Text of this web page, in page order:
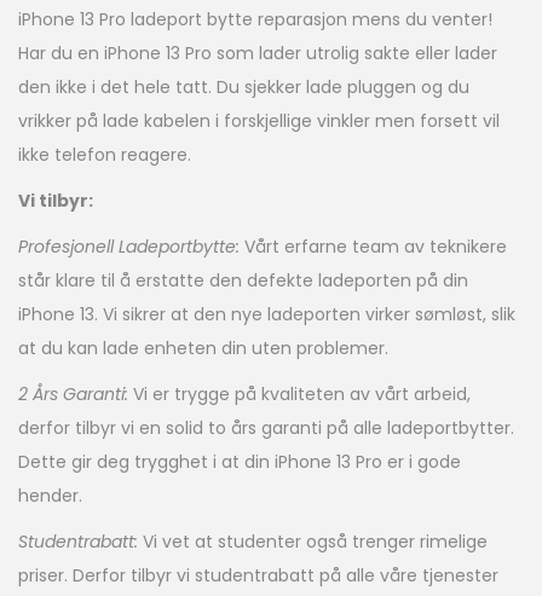
iPhone 13 Pro ladeport bytte reparasjon mens du venter!
Har du en iPhone 13 Pro som lader utrolig sakte eller lader
den ikke i det hele tatt. Du sjekker lade pluggen og du
vrikker på lade kabelen i forskjellige vinkler men forsett vil
ikke telefon reagere.
Vi tilbyr:
Profesjonell Ladeportbytte: Vårt erfarne team av teknikere
står klare til å erstatte den defekte ladeporten på din
iPhone 13. Vi sikrer at den nye ladeporten virker sømløst, slik
at du kan lade enheten din uten problemer.
2 Års Garanti: Vi er trygge på kvaliteten av vårt arbeid,
derfor tilbyr vi en solid to års garanti på alle ladeportbytter.
Dette gir deg trygghet i at din iPhone 13 Pro er i gode
hender.
Studentrabatt: Vi vet at studenter også trenger rimelige
priser. Derfor tilbyr vi studentrabatt på alle våre tjenester